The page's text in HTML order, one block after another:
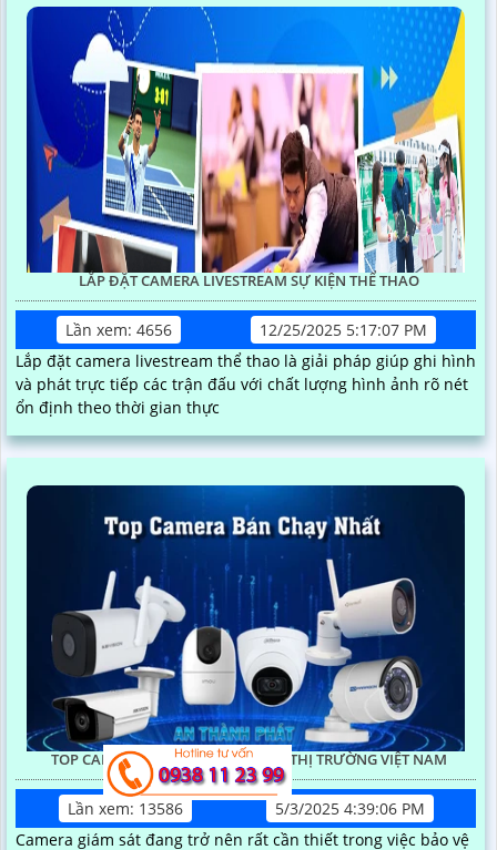
LẮP ĐẶT CAMERA LIVESTREAM SỰ KIỆN THỂ THAO
Lần xem: 4656
12/25/2025 5:17:07 PM
Lắp đặt camera livestream thể thao là giải pháp giúp ghi hình
và phát trực tiếp các trận đấu với chất lượng hình ảnh rõ nét
ổn định theo thời gian thực
TOP CAMERA BÁN CHẠY NHẤT TẠI THỊ TRƯỜNG VIỆT NAM
Lần xem: 13586
5/3/2025 4:39:06 PM
Camera giám sát đang trở nên rất cần thiết trong việc bảo vệ